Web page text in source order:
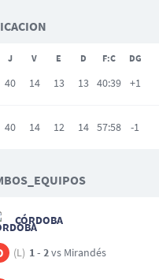
J V E D F:C DG
40 14 13 13 40:39 +1
40 14 12 14 57:58 -1
CÓRDOBA
(L) 1 - 2vs Mirandés